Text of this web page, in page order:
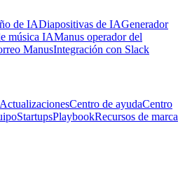
de IADiapositivas de IAGenerador
música IAManus operador del
ManusIntegración con Slack
ActualizacionesCentro de ayudaCentro
StartupsPlaybookRecursos de marca